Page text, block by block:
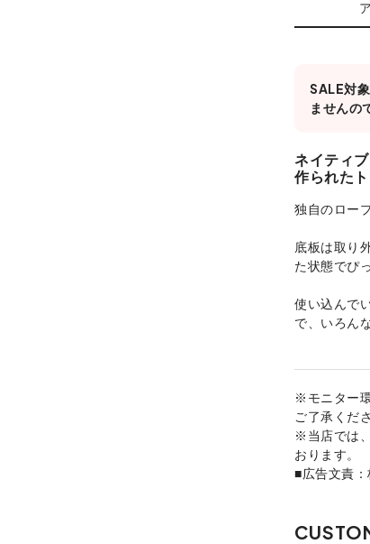
SALE対
ませんの
ネイティ
作られたト
独自のロー
底板は取り
た状態でぴ
使い込んで
で、いろん
※モニター
ご了承くだ
※当店では
おります。
■広告文責